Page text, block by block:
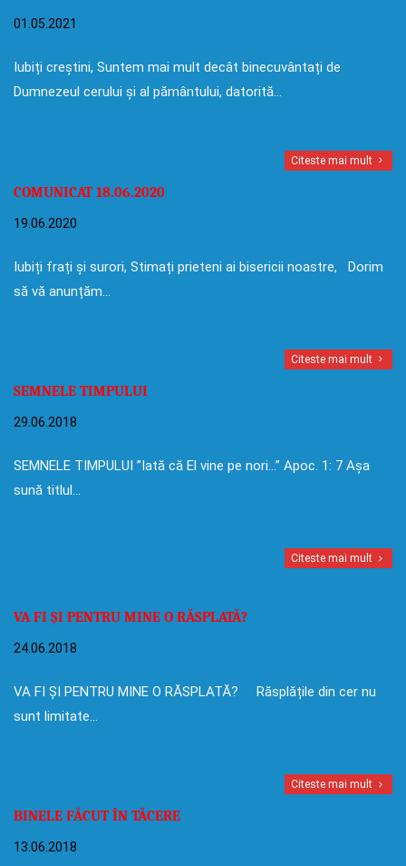
01.05.2021
Iubiți creștini, Suntem mai mult decât binecuvântați de
Dumnezeul cerului și al pământului, datorită…
Citeste mai mult
COMUNICAT 18.06.2020
19.06.2020
Iubiți frați și surori, Stimați prieteni ai bisericii noastre, Dorim
să vă anunțăm…
Citeste mai mult
SEMNELE TIMPULUI
29.06.2018
SEMNELE TIMPULUI ”Iată că El vine pe nori…” Apoc. 1: 7 Așa
sună titlul…
Citeste mai mult
VA FI ȘI PENTRU MINE O RĂSPLATĂ?
24.06.2018
VA FI ȘI PENTRU MINE O RĂSPLATĂ? Răsplățile din cer nu
sunt limitate…
Citeste mai mult
BINELE FĂCUT ÎN TĂCERE
13.06.2018